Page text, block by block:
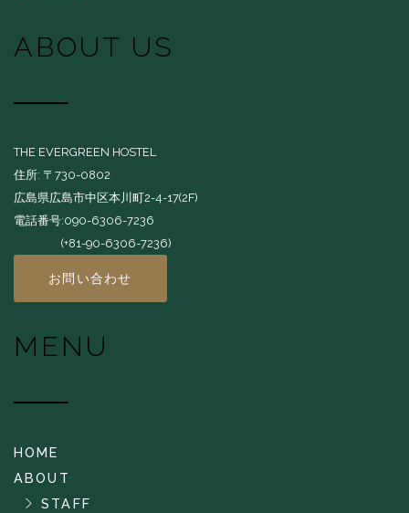
ABOUT US
THE EVERGREEN HOSTEL
住所: 〒730-0802
広島県広島市中区本川町2-4-17(2F)
電話番号:090-6306-7236
(+81-90-6306-7236)
お問い合わせ
MENU
HOME
ABOUT
STAFF